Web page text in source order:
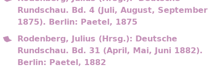
Rundschau. Bd. 4 (Juli, August, September
1875). Berlin: Paetel, 1875
Rodenberg, Julius (Hrsg.): Deutsche
Rundschau. Bd. 31 (April, Mai, Juni 1882).
Berlin: Paetel, 1882